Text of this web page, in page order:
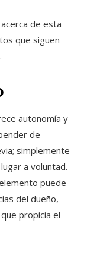
de esta
que siguen
autonomía y
de
simplemente
a voluntad.
puede
del dueño,
propicia el